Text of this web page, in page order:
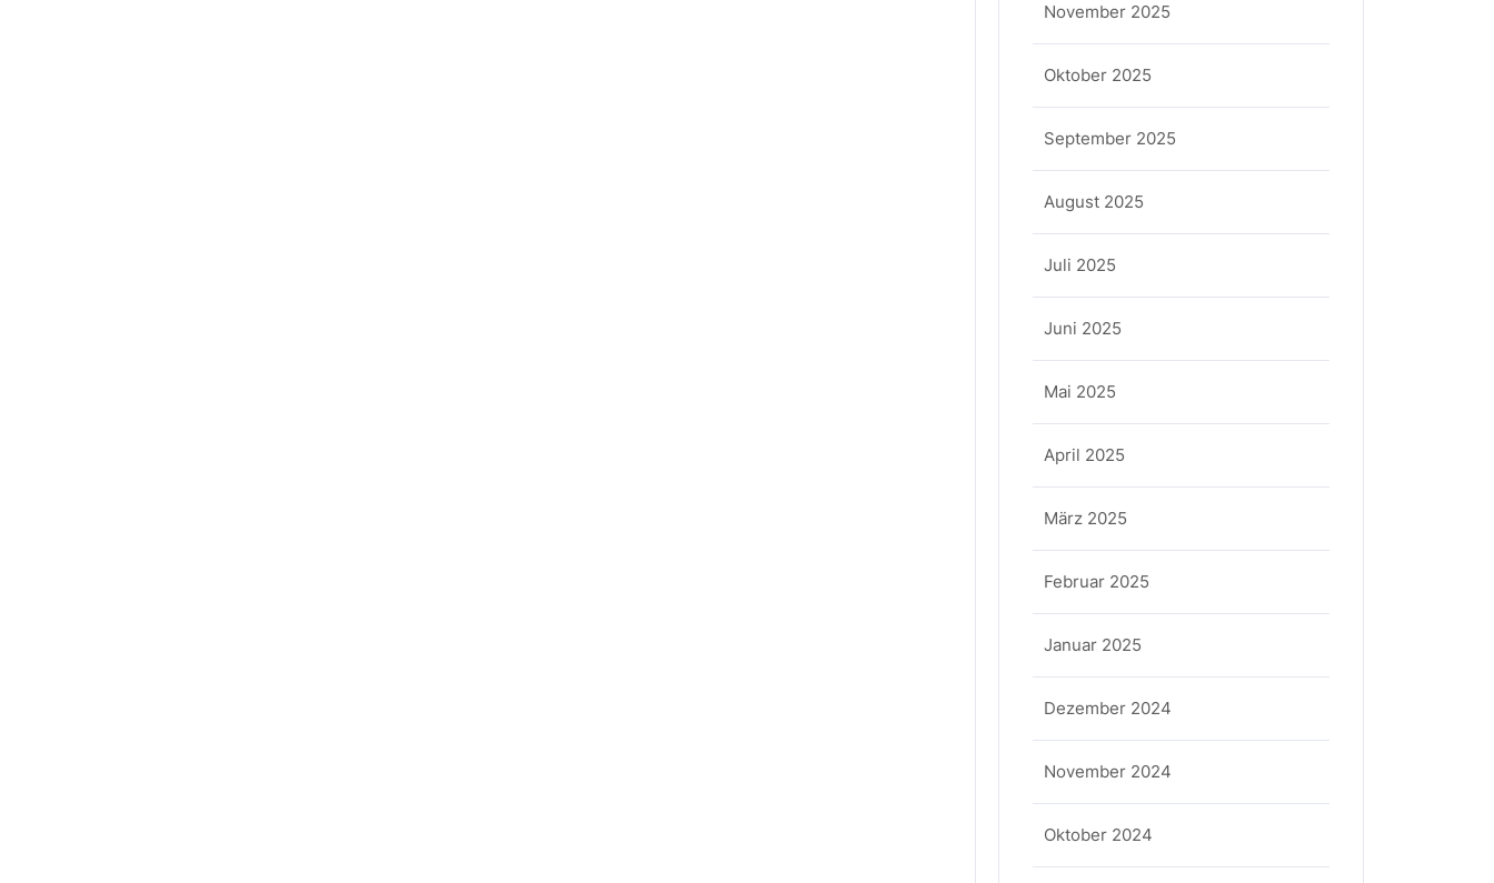
November 2025
Oktober 2025
September 2025
August 2025
Juli 2025
Juni 2025
Mai 2025
April 2025
März 2025
Februar 2025
Januar 2025
Dezember 2024
November 2024
Oktober 2024